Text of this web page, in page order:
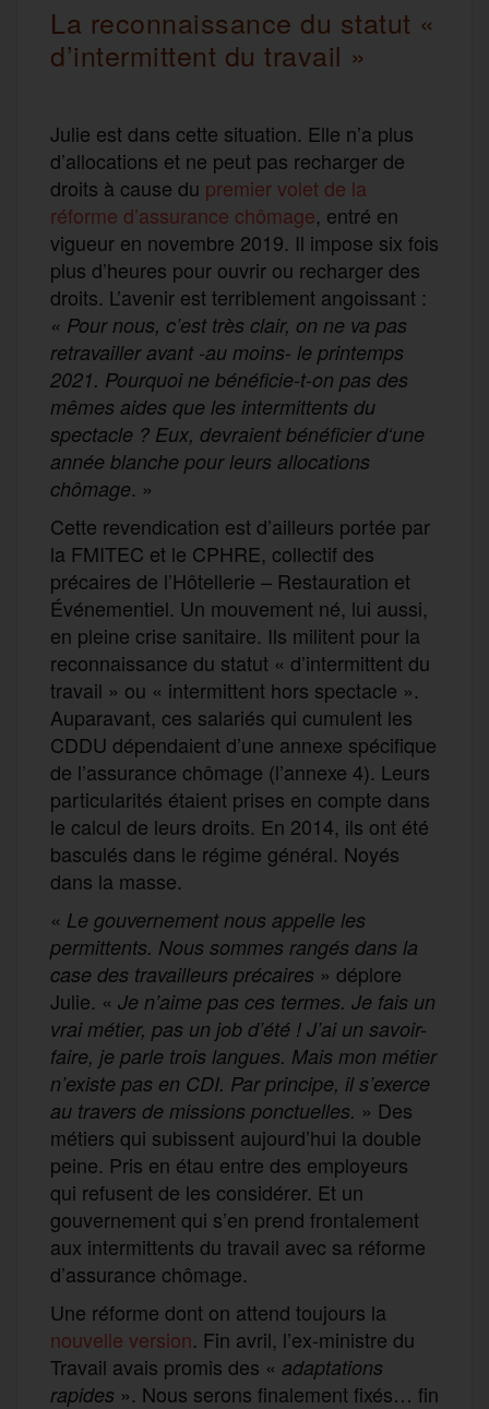
La reconnaissance du statut «
d’intermittent du travail »
Julie est dans cette situation. Elle n’a plus
d’allocations et ne peut pas recharger de
droits à cause du premier volet de la
réforme d’assurance chômage, entré en
vigueur en novembre 2019. Il impose six fois
plus d’heures pour ouvrir ou recharger des
droits. L’avenir est terriblement angoissant :
« Pour nous, c’est très clair, on ne va pas
retravailler avant -au moins- le printemps
2021. Pourquoi ne bénéficie-t-on pas des
mêmes aides que les intermittents du
spectacle ? Eux, devraient bénéficier d‘une
année blanche pour leurs allocations
chômage. »
Cette revendication est d’ailleurs portée par
la FMITEC et le CPHRE, collectif des
précaires de l’Hôtellerie – Restauration et
Événementiel. Un mouvement né, lui aussi,
en pleine crise sanitaire. Ils militent pour la
reconnaissance du statut « d’intermittent du
travail » ou « intermittent hors spectacle ».
Auparavant, ces salariés qui cumulent les
CDDU dépendaient d’une annexe spécifique
de l’assurance chômage (l’annexe 4). Leurs
particularités étaient prises en compte dans
le calcul de leurs droits. En 2014, ils ont été
basculés dans le régime général. Noyés
dans la masse.
« Le gouvernement nous appelle les
permittents. Nous sommes rangés dans la
case des travailleurs précaires » déplore
Julie. « Je n’aime pas ces termes. Je fais un
vrai métier, pas un job d’été ! J’ai un savoir-
faire, je parle trois langues. Mais mon métier
n’existe pas en CDI. Par principe, il s’exerce
au travers de missions ponctuelles. » Des
métiers qui subissent aujourd’hui la double
peine. Pris en étau entre des employeurs
qui refusent de les considérer. Et un
gouvernement qui s’en prend frontalement
aux intermittents du travail avec sa réforme
d’assurance chômage.
Une réforme dont on attend toujours la
nouvelle version. Fin avril, l’ex-ministre du
Travail avais promis des « adaptations
rapides ». Nous serons finalement fixés… fin